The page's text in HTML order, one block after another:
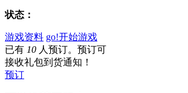
状态：
游戏资料 go!开始游戏
已有 10 人预订。预订可
接收礼包到货通知！
预订